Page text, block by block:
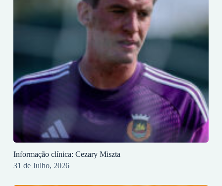
Informação clínica: Cezary Miszta
31 de Julho, 2026